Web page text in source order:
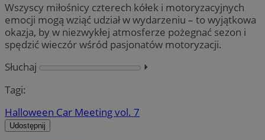
Wszyscy miłośnicy czterech kółek i motoryzacyjnych
emocji mogą wziąć udział w wydarzeniu – to wyjątkowa
okazja, by w niezwykłej atmosferze pożegnać sezon i
spędzić wieczór wśród pasjonatów motoryzacji.
Słuchaj
⏵︎
Tagi:
Halloween Car Meeting vol. 7
Udostępnij